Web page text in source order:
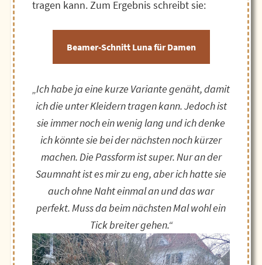
tragen kann. Zum Ergebnis schreibt sie:
Beamer-Schnitt Luna für Damen
„Ich habe ja eine kurze Variante genäht, damit
ich die unter Kleidern tragen kann. Jedoch ist
sie immer noch ein wenig lang und ich denke
ich könnte sie bei der nächsten noch kürzer
machen. DiePassform ist super. Nur an der
Saumnaht ist es mir zu eng, aber ich hatte sie
auch ohne Naht einmal an und das war
perfekt. Muss da beim nächsten Mal wohl ein
Tick breiter gehen.“